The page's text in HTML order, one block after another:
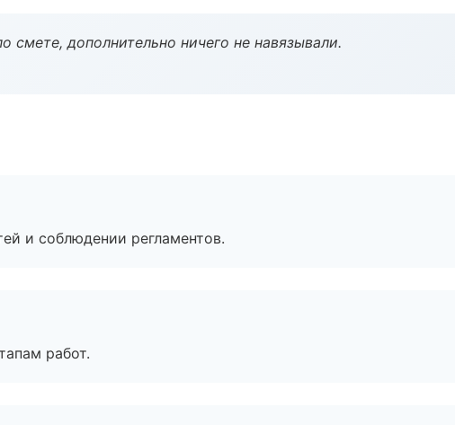
смете, дополнительно ничего не навязывали.
и соблюдении регламентов.
работ.